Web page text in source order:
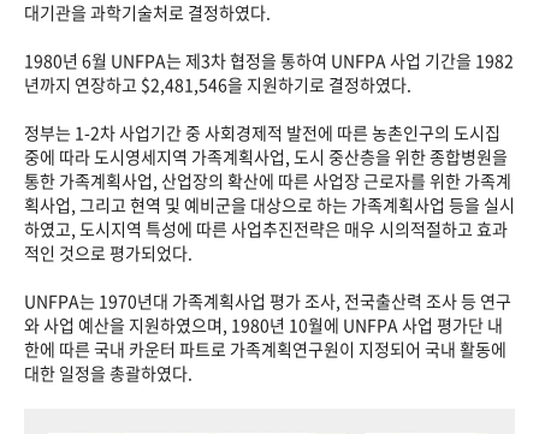
대기관을 과학기술처로 결정하였다.
1980년 6월 UNFPA는 제3차 협정을 통하여 UNFPA 사업 기간을 1982
년까지 연장하고 $2,481,546을 지원하기로 결정하였다.
정부는 1-2차 사업기간 중 사회경제적 발전에 따른 농촌인구의 도시집
중에 따라 도시영세지역 가족계획사업, 도시 중산층을 위한 종합병원을
통한 가족계획사업, 산업장의 확산에 따른 사업장 근로자를 위한 가족계
획사업, 그리고 현역 및 예비군을 대상으로 하는 가족계획사업 등을 실시
하였고, 도시지역 특성에 따른 사업추진전략은 매우 시의적절하고 효과
적인 것으로 평가되었다.
UNFPA는 1970년대 가족계획사업 평가 조사, 전국출산력 조사 등 연구
와 사업 예산을 지원하였으며, 1980년 10월에 UNFPA 사업 평가단 내
한에 따른 국내 카운터 파트로 가족계획연구원이 지정되어 국내 활동에
대한 일정을 총괄하였다.